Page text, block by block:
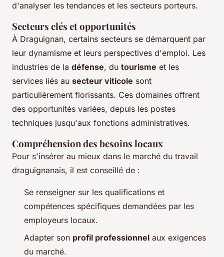
d'analyser les tendances et les secteurs porteurs.
Secteurs clés et opportunités
À Draguignan, certains secteurs se démarquent par
leur dynamisme et leurs perspectives d'emploi. Les
industries de la défense, du tourisme et les
services liés au secteur viticole sont
particulièrement florissants. Ces domaines offrent
des opportunités variées, depuis les postes
techniques jusqu'aux fonctions administratives.
Compréhension des besoins locaux
Pour s'insérer au mieux dans le marché du travail
draguignanais, il est conseillé de :
Se renseigner sur les qualifications et
compétences spécifiques demandées par les
employeurs locaux.
Adapter son profil professionnel aux exigences
du marché.